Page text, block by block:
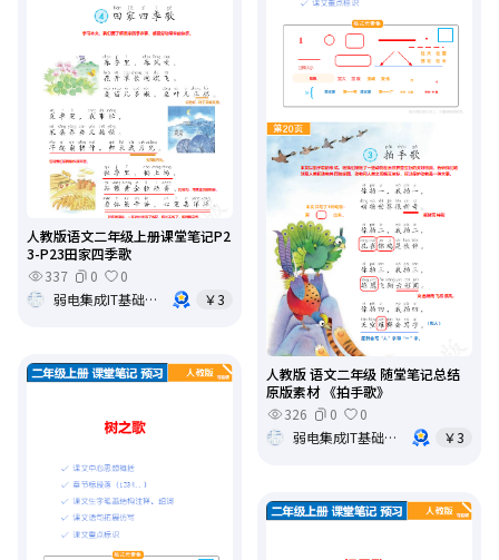
人教版语文二年级上册课堂笔记P2
3-P23田家四季歌
337
0
0
弱电集成IT基础架构运维
￥3
人教版 语文二年级 随堂笔记总结
原版素材 《拍手歌》
326
0
0
弱电集成IT基础架构运维
￥3